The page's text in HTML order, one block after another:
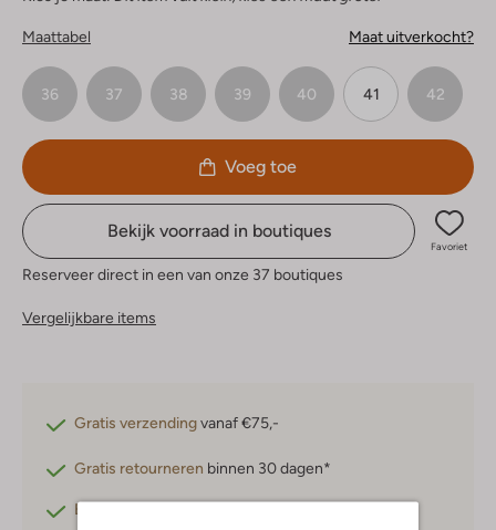
Maattabel Maat uitverkocht?
36 37 38 39 40 41 42
Voeg toe
Bekijk voorraad in boutiques
Favoriet
Reserveer direct in een van onze 37 boutiques
Vergelijkbare items
Gratis verzendingvanaf €75,-
Gratis retourneren binnen 30 dagen*
Betaal achteraf